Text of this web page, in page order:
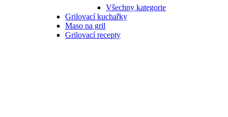
Všechny kategorie
Grilovací kuchařky
Maso na gril
Grilovací recepty